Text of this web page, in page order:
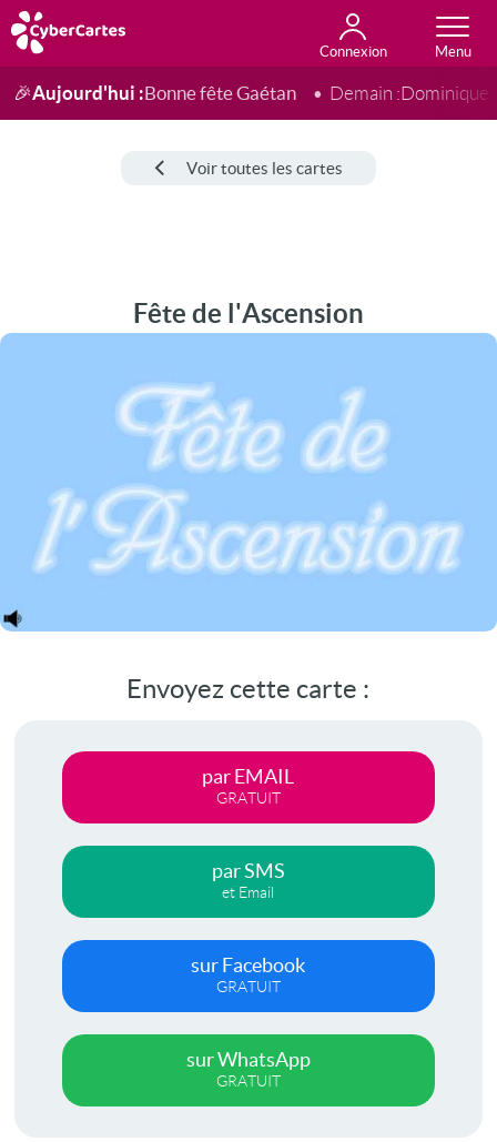
Connexion
Anniversaire
Fête du jour
Amour
Amitié
Merci
Toutes les cartes
🎉Aujourd'hui :Bonne fête Gaétan Demain :Dominique
Voir toutes les cartes
Fête de l'Ascension
Envoyez cette carte :
par EMAIL
GRATUIT
par SMS
et Email
sur Facebook
GRATUIT
sur WhatsApp
GRATUIT